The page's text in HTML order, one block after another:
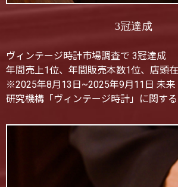
3冠達成
ヴィンテージ時計市場調査で 3冠達成
年間売上1位、年間販売本数1位、店頭
※2025年8月13日~2025年9月11日 未来
研究機構「ヴィンテージ時計」に関す